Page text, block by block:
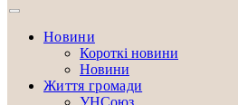
Новини
Короткі новини
Новини
Життя громади